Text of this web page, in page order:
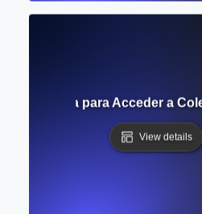
Guía para Acceder a
View details